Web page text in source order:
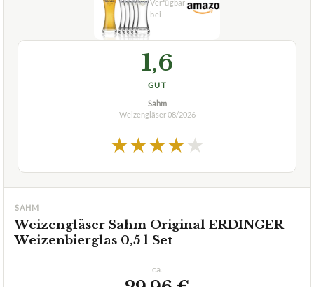
1,6
GUT
Sahm
Weizengläser08/2026
★★★★★
SAHM
Weizengläser Sahm Original ERDINGER
Weizenbierglas 0,5 l Set
ca.